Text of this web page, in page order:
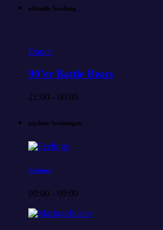
aktuelle Sendung
Dance
90’er Battle Beats
21:00 - 00:00
nächste Sendungen
Feelings
00:00 - 09:00